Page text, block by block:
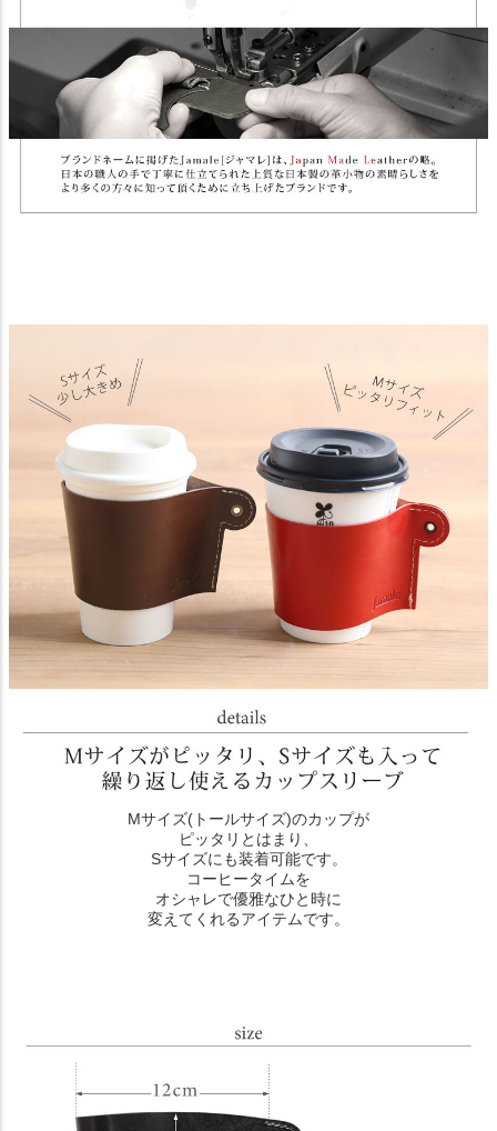
Mサイズ(トールサイズ)のカップが
ピッタリとはまり、
Sサイズにも装着可能です。
コーヒータイムを
オシャレで優雅なひと時に
変えてくれるアイテムです。